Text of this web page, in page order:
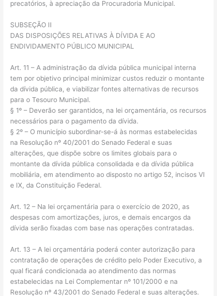
precatórios, à apreciação da Procuradoria Municipal.
SUBSEÇÃO II
DAS DISPOSIÇÕES RELATIVAS À DÍVIDA E AO
ENDIVIDAMENTO PÚBLICO MUNICIPAL
Art. 11 – A administração da dívida pública municipal interna
tem por objetivo principal minimizar custos reduzir o montante
da dívida pública, e viabilizar fontes alternativas de recursos
para o Tesouro Municipal.
§ 1º – Deverão ser garantidos, na lei orçamentária, os recursos
necessários para o pagamento da dívida.
§ 2º – O município subordinar-se-á às normas estabelecidas
na Resolução nº 40/2001 do Senado Federal e suas
alterações, que dispõe sobre os limites globais para o
montante da dívida pública consolidada e da dívida pública
mobiliária, em atendimento ao disposto no artigo 52, incisos VI
e IX, da Constituição Federal.
Art. 12 – Na lei orçamentária para o exercício de 2020, as
despesas com amortizações, juros, e demais encargos da
dívida serão fixadas com base nas operações contratadas.
Art. 13 – A lei orçamentária poderá conter autorização para
contratação de operações de crédito pelo Poder Executivo, a
qual ficará condicionada ao atendimento das normas
estabelecidas na Lei Complementar nº 101/2000 e na
Resolução nº 43/2001 do Senado Federal e suas alterações.